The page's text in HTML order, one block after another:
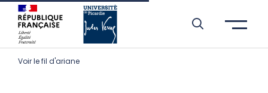
Aller à l’entête de page
Aller au menu principale
Aller au contenu principal
Aller à la recherche
Passer aux cookies
Aller au pied de page
Voir le fil d'ariane